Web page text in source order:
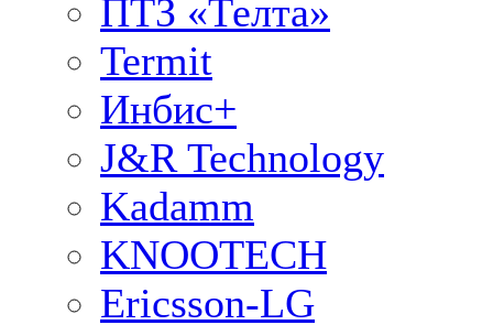
ПТЗ «Телта»
Termit
Инбис+
J&R Technology
Kadamm
KNOOTECH
Ericsson-LG